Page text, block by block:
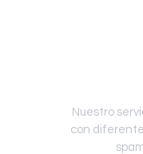
Nuestro
con